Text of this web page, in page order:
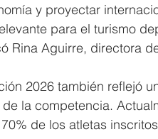
y proyectar
para el turismo
Rina Aguirre, directora
2026 también reflejó
la competencia.
de los atletas